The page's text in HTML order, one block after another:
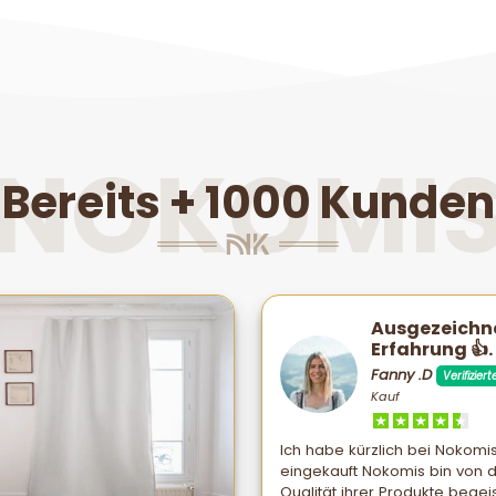
NOKOMIS
Bereits + 1000 Kunden
Erfahrung 👍.
Fanny .D
Kauf
Ich habe kürzlich bei Nokomis
eingekauft Nokomis bin von